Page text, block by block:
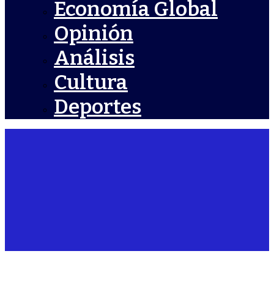
Economía Global
Opinión
Análisis
Cultura
Deportes